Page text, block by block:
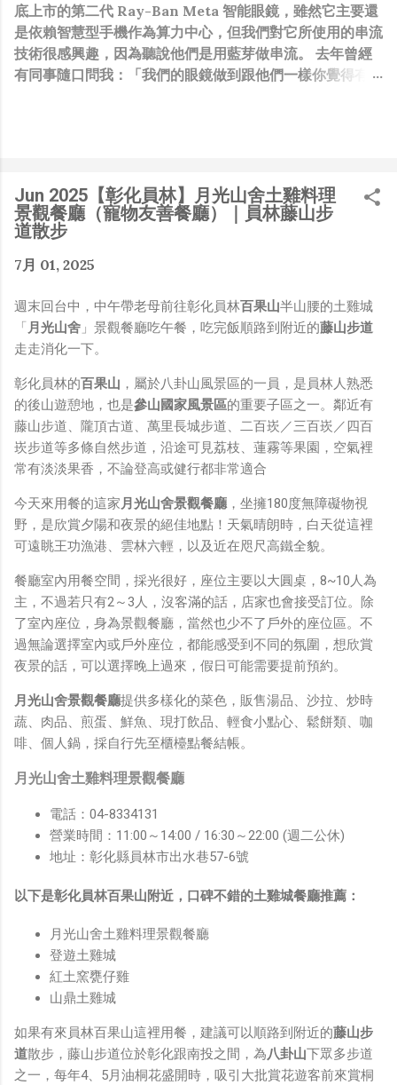
底上市的第二代 Ray-Ban Meta 智能眼鏡，雖然它主要還
是依賴智慧型手機作為算力中心，但我們對它所使用的串流
技術很感興趣，因為聽說他們是用藍芽做串流。 去年曾經
有同事隨口問我：「我們的眼鏡做到跟他們一樣你覺得有可
人，那我還在這幹嘛？？？（笑）” 也記得更久以前，當我
們還在研究那個眼鏡時，常聽到像是：『 他們不知道用了
什麼黑科技 』，這類沒有建設性、不應該從 RD 嘴裡說出
來的話，而我也是不以為然。坦白講，以前每次只要聽到某
SW嘴砲經理（暫且以H君稱之），沒事就把『 黑科技 』
同樣身為RD，我只覺得 Shame on you！（打嘴炮、作
秀搶風頭、噁心帶風向、搞政治操作、把別人做事的成果搶
去幫自己抬轎、有鍋直接推給下屬扛、散佈同事私生活謠
言，還有職場霸凌，這些你他媽都頂級專業戶，除此之外沒
啥洨用了！） 一件理論上可以做到的事情，外行人的認知
被信息差，不懂加上沒實作能力去驗證，就什麼都變成黑科
技了（多黑？比巴西黑鮑魚還黑嗎？）。反重力技術說不定
也非啥黑科技，只是政府不讓你普通老百姓了解罷了。
Ray-ban Meta 的黑科技，講白了就是人家拉個百人團隊
在搞那支眼鏡，然後把軟體技能和硬體規格點滿，再加上極
致優化後的成果罷了！ 當時知道 Ray-Ban Meta 的智慧眼
鏡有塞入一個強大的 WiFi 6 晶片在裡面，一開始我猜測會
串流（確實 Meta 的智能眼鏡，在同步媒體時，會強制要
求開啟手機的 WiFi 開關，所以媒體同步應該是靠 WiFi 通
道做的），而去年初我也快速做了一個WiFi Direct 架構
來做 POC，確實傳輸效率非常快，幾百 MB 的大檔幾乎秒
級傳完，從眼鏡端將媒體串流到手機端更是不用說的順暢，
而且當時我們的媒體串流還是以未經編碼的方式傳透過
Socket 直接傳輸的（這表示傳輸時所需的頻寬會更大，功
耗據說也較大）。 後來因為 ...
Jun 2025【彰化員林】月光山舍土雞料理
景觀餐廳（寵物友善餐廳）｜員林藤山步
道散步
7月 01, 2025
週末回台中，中午帶老母前往彰化員林百果山半山腰的土雞城
「 月光山舍 」景觀餐廳吃午餐，吃完飯順路到附近的藤山步道
走走消化一下。
彰化員林的百果山 ，屬於八卦山風景區的一員，是員林人熟悉
的後山遊憩地，也是參山國家風景區的重要子區之一。鄰近有
藤山步道、隴頂古道、萬里長城步道、二百崁／三百崁／四百
崁步道等多條自然步道，沿途可見荔枝、蓮霧等果園，空氣裡
常有淡淡果香，不論登高或健行都非常適合
今天來用餐的這家 月光山舍景觀餐廳 ，坐擁180度無障礙物視
野，是欣賞夕陽和夜景的絕佳地點！天氣晴朗時，白天從這裡
可遠眺王功漁港、雲林六輕，以及近在咫尺高鐵全貌。
餐廳室內用餐空間，採光很好，座位主要以大圓桌，8~10人為
主，不過若只有2～3人，沒客滿的話，店家也會接受訂位。除
了室內座位，身為景觀餐廳，當然也少不了戶外的座位區。不
過無論選擇室內或戶外座位，都能感受到不同的氛圍，想欣賞
夜景的話，可以選擇晚上過來，假日可能需要提前預約。
月光山舍景觀餐廳提供多樣化的菜色，販售湯品、沙拉、炒時
蔬、肉品、煎蛋、鮮魚、現打飲品、輕食小點心、鬆餅類、咖
啡、個人鍋，採自行先至櫃檯點餐結帳。
月光山舍土雞料理景觀餐廳
電話：04-8334131
營業時間：11:00～14:00 / 16:30～22:00 (週二公休)
地址：彰化縣員林市出水巷57-6號
以下是彰化員林百果山附近，口碑不錯的土雞城餐廳推薦：
月光山舍土雞料理景觀餐廳
登遊土雞城
紅土窯甕仔雞
山鼎土雞城
如果有來員林百果山這裡用餐，建議可以順路到附近的藤山步
道散步，藤山步道位於彰化跟南投之間，為八卦山下眾多步道
之一，每年4、5月油桐花盛開時，吸引大批賞花遊客前來賞桐